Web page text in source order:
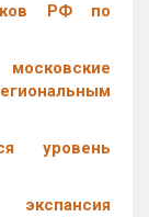
РФ по
уровень